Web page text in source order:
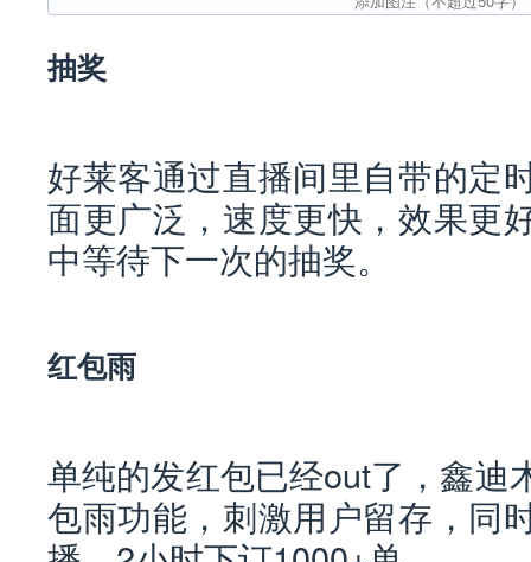
抽奖
好莱客通过直播间里自带的定
面更广泛，速度更快，效果更
中等待下一次的抽奖。
红包雨
单纯的发红包已经out了，鑫迪
包雨功能，刺激用户留存，同